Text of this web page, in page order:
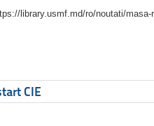
library.usmf.md/ro/noutati/
CIE